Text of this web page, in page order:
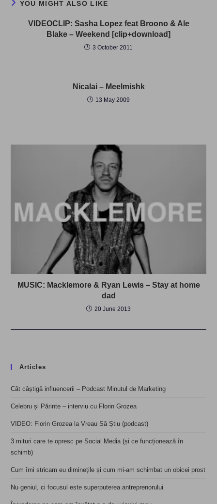
YOU MIGHT ALSO LIKE
VIDEOCLIP: Sasha Lopez feat Broono & Ale
Blake – Weekend [clip+download]
3 October 2011
Nicalai – Meelmishk
13 May 2009
MUSIC: Macklemore & Ryan Lewis – Stay at home
dad
20 June 2013
Articles
Cât câștigă influencerii – Podcast Minutul de Marketing
Celebru și Părinte – interviu cu Florin Grozea
VIDEO: Florin Grozea la Vreau Să Știu (podcast)
3 mituri care te opresc pe Social Media (și ce funcționează în
schimb)
Cum îmi stricam eu diminețile și cum mi-am schimbat un obicei prost
Nu geniul, ci focusul este superputerea antreprenorului